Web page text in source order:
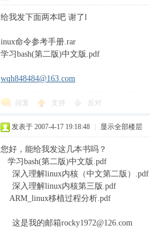
给我发下面两本吧 谢了l
inux命令参考手册.rar
学习bash(第二版)中文版.pdf
wqh848484@163.com
回复 支持 反对
发表于 2007-4-17 19:18:48 显示全部楼层
您好，能给我发这几本书吗？
学习bash(第二版)中文版.pdf
深入理解linux内核（中文第二版）.pdf
深入理解linux内核第三版.pdf
ARM_linux移植过程分析.pdf
这是我的邮箱rocky1972@126.com